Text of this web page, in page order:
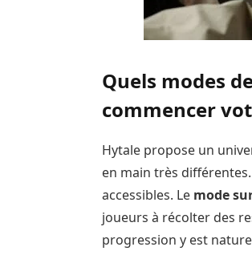
Quels modes
commencer
Hytale propose un
en main très
accessibles. Le mode
joueurs à récolter des
progression y est